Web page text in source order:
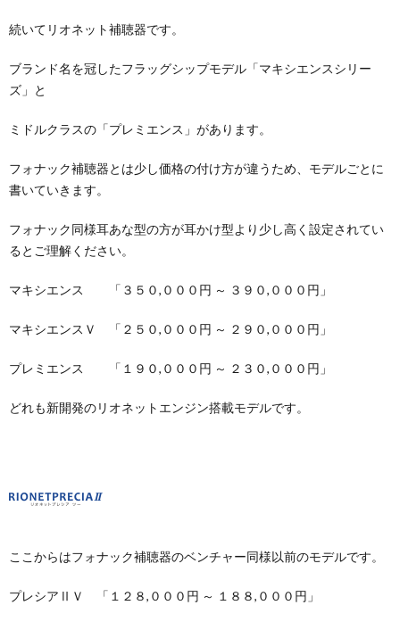
続いてリオネット補聴器です。
ブランド名を冠したフラッグシップモデル「マキシエンスシリー
ズ」と
ミドルクラスの「プレミエンス」があります。
フォナック補聴器とは少し価格の付け方が違うため、モデルごとに
書いていきます。
フォナック同様耳あな型の方が耳かけ型より少し高く設定されてい
るとご理解ください。
マキシエンス 「３５０,０００円 ～ ３９０,０００円」
マキシエンスＶ 「２５０,０００円 ～ ２９０,０００円」
プレミエンス 「１９０,０００円 ～ ２３０,０００円」
どれも新開発のリオネットエンジン搭載モデルです。
ここからはフォナック補聴器のベンチャー同様以前のモデルです。
プレシアⅡＶ 「１２８,０００円 ～ １８８,０００円」